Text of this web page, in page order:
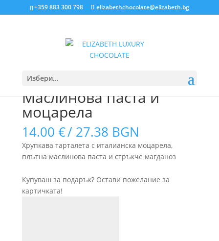
+359 883 300 798 elizabethchocolate@elizabeth.bg
Избери...
Home
Маслинова паста и
моцарела
14.00 €/ 27.38 BGN
Хрупкава тарталета с италианска моцарела,
плътна маслинова паста и стръкче магданоз
Купуваш за подарък? Остави пожелание за
картичката!